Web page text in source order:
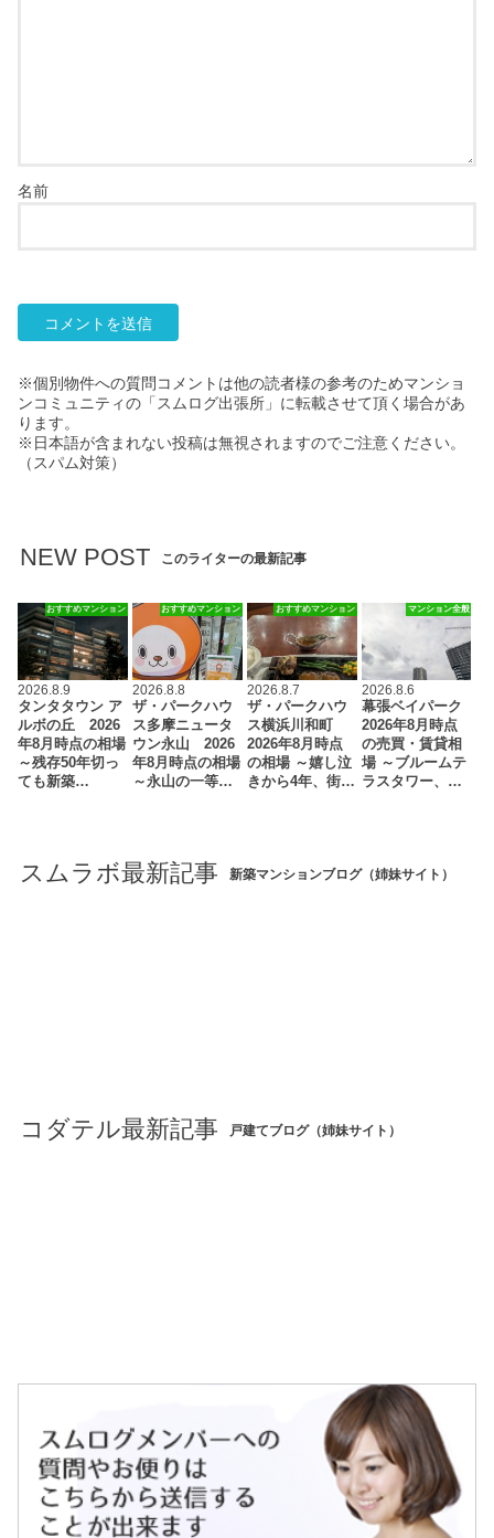
名前
※個別物件への質問コメントは他の読者様の参考のためマンショ
ンコミュニティの「スムログ出張所」に転載させて頂く場合があ
ります。
※日本語が含まれない投稿は無視されますのでご注意ください。
（スパム対策）
NEW POST このライターの最新記事
おすすめマンション
2026.8.9
タンタタウン ア
ルボの丘 2026
年8月時点の相場
～残存50年切っ
ても新築…
おすすめマンション
2026.8.8
ザ・パークハウ
ス多摩ニュータ
ウン永山 2026
年8月時点の相場
～永山の一等…
おすすめマンション
2026.8.7
ザ・パークハウ
ス横浜川和町
2026年8月時点
の相場 ～嬉し泣
きから4年、街…
マンション全般
2026.8.6
幕張ベイパーク
2026年8月時点
の売買・賃貸相
場 ～ブルームテ
ラスタワー、…
スムラボ最新記事 新築マンションブログ（姉妹サイト）
コダテル最新記事 戸建てブログ（姉妹サイト）